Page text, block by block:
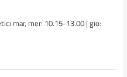
mar, mer: 10.15-13.00 | gio: